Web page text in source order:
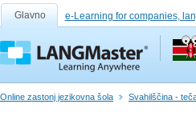
Glavno e-Learning for companies,
Online zastonj jezikovna šola Svahilščina -